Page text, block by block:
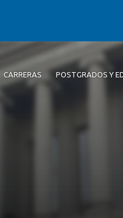
CARRERAS POSTGRADOS Y